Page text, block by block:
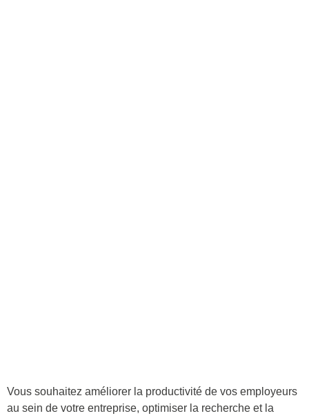
Vous souhaitez améliorer la productivité de vos employeurs
au sein de votre entreprise, optimiser la recherche et la